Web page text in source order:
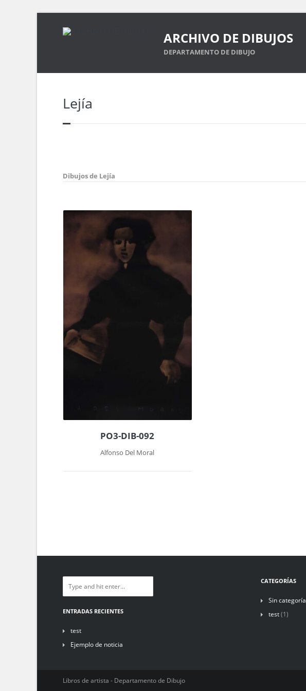
ARCHIVO DE DIBUJOS
DEPARTAMENTO DE DIBUJO
Lejía
Dibujos de Lejía
PO3-DIB-092
Alfonso Del Moral
ENTRADAS RECIENTES
test
Ejemplo de noticia
CATEGORÍAS
Sin categoría
test(1)
Libros de artista - Departamento de Dibujo